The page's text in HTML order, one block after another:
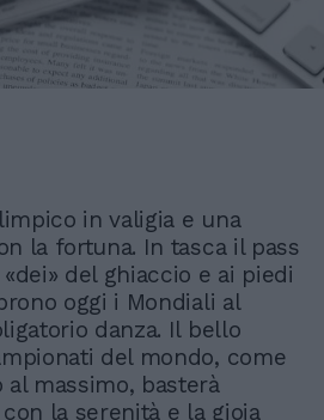
in valigia e una
la fortuna. In tasca il pass
del ghiaccio e ai piedi
oggi i Mondiali al
danza. Il bello
del mondo, come
al massimo, basterà
la serenità e la gioia